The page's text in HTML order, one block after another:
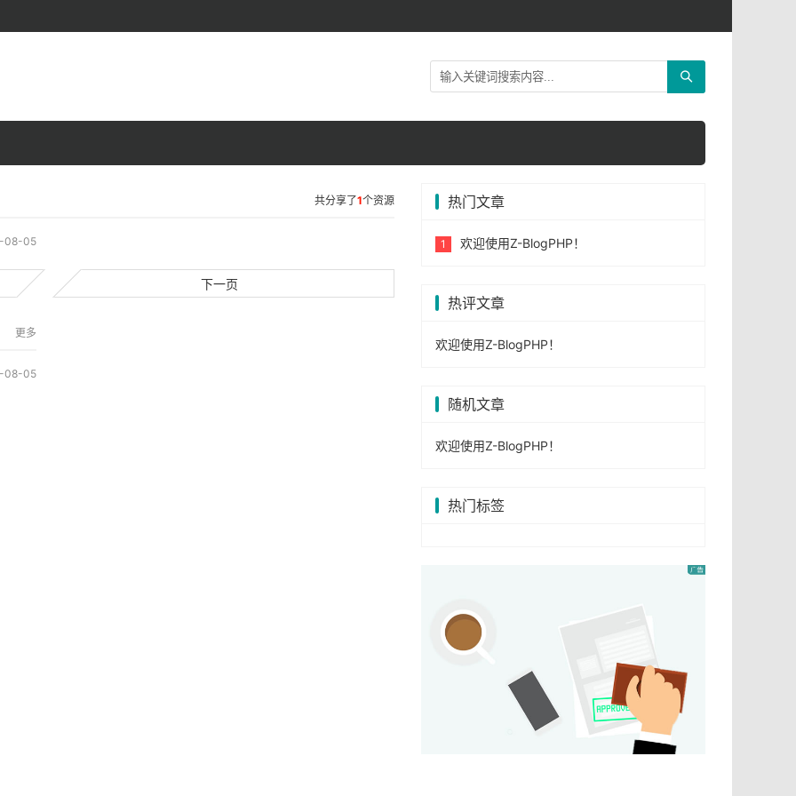
共分享了1个资源
08-05
下一页
更多
08-05
热门文章
欢迎使用Z-BlogPHP！
热评文章
欢迎使用Z-BlogPHP！
随机文章
欢迎使用Z-BlogPHP！
热门标签